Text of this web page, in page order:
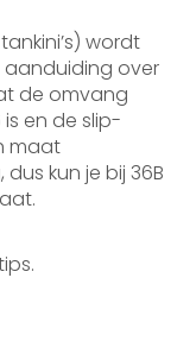
wordt
over
de omvang
en de slip-
maat
kun je bij 36B